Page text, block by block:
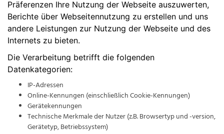
Präferenzen Ihre Nutzung der Webseite auszuwerten,
Berichte über Webseitennutzung zu erstellen und uns
andere Leistungen zur Nutzung der Webseite und des
Internets zu bieten.
Die Verarbeitung betrifft die folgenden
Datenkategorien:
IP-Adressen
Online-Kennungen (einschließlich Cookie-Kennungen)
Gerätekennungen
Technische Merkmale der Nutzer (z.B. Browsertyp und -version,
Gerätetyp, Betriebssystem)